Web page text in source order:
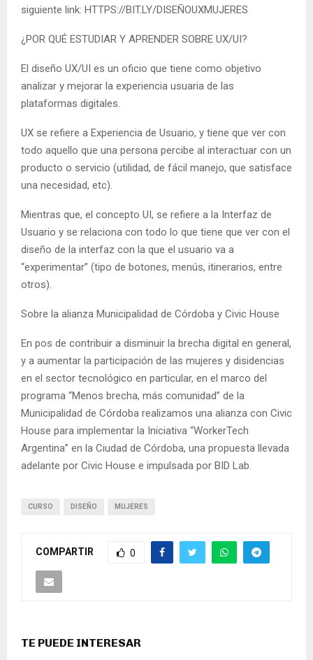
siguiente link: HTTPS://BIT.LY/DISEÑOUXMUJERES
¿POR QUÉ ESTUDIAR Y APRENDER SOBRE UX/UI?
El diseño UX/UI es un oficio que tiene como objetivo
analizar y mejorar la experiencia usuaria de las
plataformas digitales.
UX se refiere a Experiencia de Usuario, y tiene que ver con
todo aquello que una persona percibe al interactuar con un
producto o servicio (utilidad, de fácil manejo, que satisface
una necesidad, etc).
Mientras que, el concepto UI, se refiere a la Interfaz de
Usuario y se relaciona con todo lo que tiene que ver con el
diseño de la interfaz con la que el usuario va a
“experimentar” (tipo de botones, menús, itinerarios, entre
otros).
Sobre la alianza Municipalidad de Córdoba y Civic House
En pos de contribuir a disminuir la brecha digital en general,
y a aumentar la participación de las mujeres y disidencias
en el sector tecnológico en particular, en el marco del
programa “Menos brecha, más comunidad” de la
Municipalidad de Córdoba realizamos una alianza con Civic
House para implementar la Iniciativa “WorkerTech
Argentina” en la Ciudad de Córdoba, una propuesta llevada
adelante por Civic House e impulsada por BID Lab.
CURSO DISEÑO MUJERES
COMPARTIR 0
TE PUEDE INTERESAR